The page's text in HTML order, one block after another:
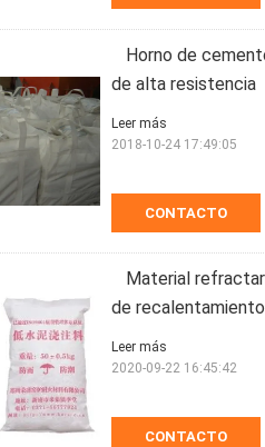
Horno de
de alta resistencia
CONTACTO
Leer más
2018-10-24 17:49:05
Material
de recalentamiento
CONTACTO
Leer más
2020-09-22 16:45:42